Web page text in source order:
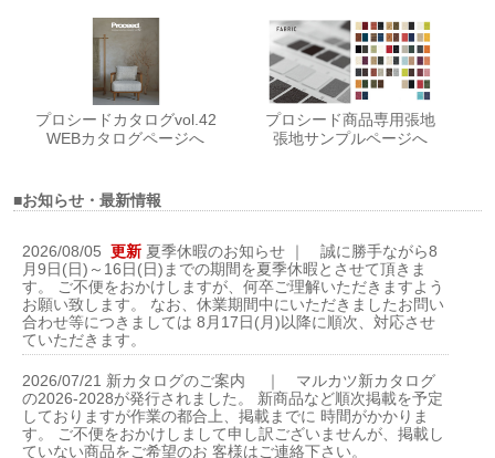
プロシードカタログvol.42
WEBカタログページへ
プロシード商品専用張地
張地サンプルページへ
■お知らせ・最新情報